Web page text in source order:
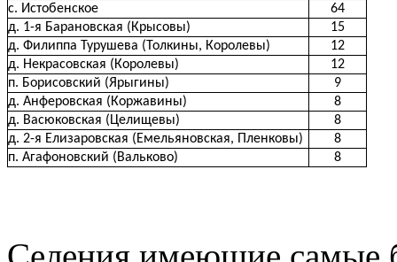
с. Истобенское
64
д. 1-я Барановская (Крысовы)
15
д. Филиппа Турушева (Толкины, Королевы)
12
д. Некрасовская (Королевы)
12
п. Борисовский (Ярыгины)
9
д. Анферовская (Коржавины)
8
д. Васюковская (Целищевы)
8
д. 2-я Елизаровская (Емельяновская, Пленковы)
8
п. Агафоновский (Вальково)
8